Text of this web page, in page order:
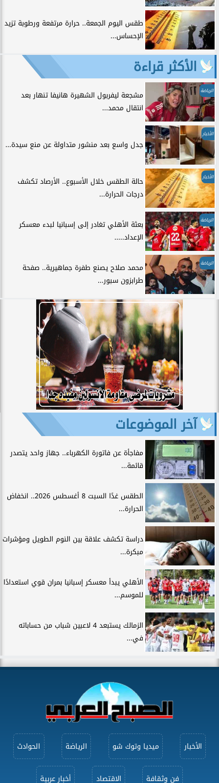
طقس اليوم الجمعة.. حرارة مرتفعة ورطوبة تزيد
الإحساس...
الأكثر قراءة
الرياضة
مشجعة ليفربول الشهيرة هانيفا تنهار بعد
انتقال محمد...
الأخبار
جدل واسع بعد منشور متداولة عن منع سيدة...
الأخبار
حالة الطقس خلال الأسبوع.. الأرصاد تكشف
درجات الحرارة...
الرياضة
بعثة الأهلي تغادر إلى إسبانيا لبدء معسكر
الإعداد.....
الرياضة
محمد صلاح يصنع طفرة جماهيرية.. صفحة
طرابزون سبور...
آخر الموضوعات
مفاجأة عن فاتورة الكهرباء.. جهاز واحد يتصدر
قائمة...
الطقس غدًا السبت 8 أغسطس 2026.. انخفاض
الحرارة...
دراسة تكشف علاقة بين النوم الطويل ومؤشرات
مبكرة...
الأهلي يبدأ معسكر إسبانيا بمران قوي استعدادًا
للموسم...
الزمالك يستبعد 4 لاعبين شباب من حساباته
في...
الأخبار ميديا وتوك شو الرياضة الحوادث
فن وثقافة الاقتصاد أخبار عربية